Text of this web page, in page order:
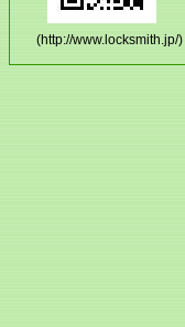
(http://www.locksmith.jp/)